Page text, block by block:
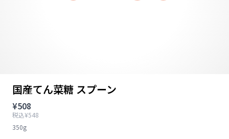
国産てん菜糖 スプーン
¥508
税込¥548
350g